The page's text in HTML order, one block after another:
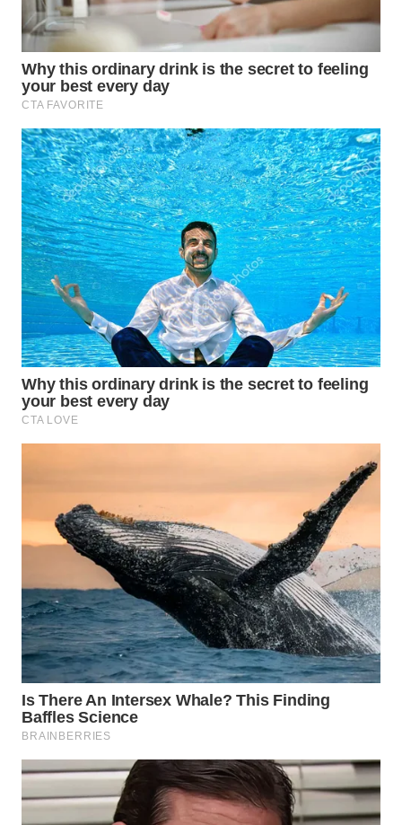
WN
INDRAMAYU
WN
KUNINGAN
WN
MAJALENGKA
WN
SUBANG
WN
SUKABUMI
WN
PURWAKARTA
WN
PRIANGAN
TIMUR
SEMARANG
WN
BOROBUDUR
WN
MADURA
WN
SURABAYA